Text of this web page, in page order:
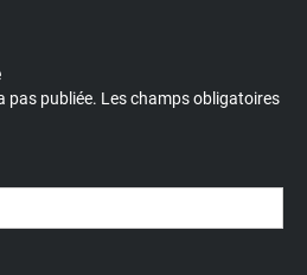
pas publiée. Les champs obligatoires